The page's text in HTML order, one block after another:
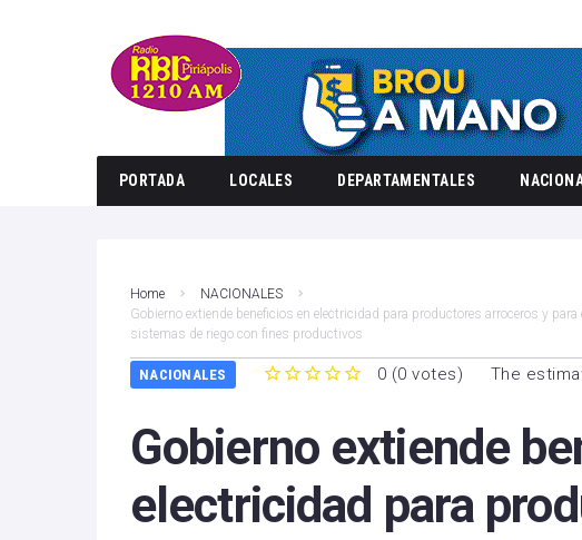
PORTADA LOCALES DEPARTAMENTALES
Home
NACIONALES
Gobierno extiende beneficios en electricidad para productores arroceros y para
sistemas de riego con fines productivos
NACIONALES 0 (0 votes) The
Gobierno extiende
electricidad para